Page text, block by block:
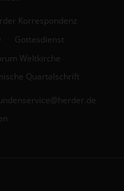
Korrespondenz
Gottesdienst
Weltkirche
Quartalschrift